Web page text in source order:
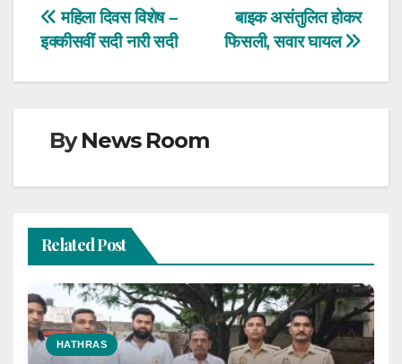
Post
navigation
बाइक असंतुलित होकर
फिसली, सवार घायल
महिला दिवस विशेष –
इक्कीसवीं सदी नारी सदी
ByNews Room
Related Post
HATHRAS